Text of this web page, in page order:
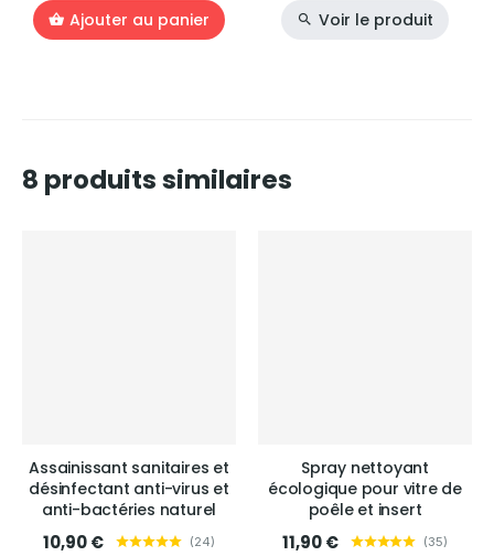
Ajouter au panier Voir le produit
8 produits similaires
Assainissant sanitaires et
désinfectant anti-virus et
anti-bactéries naturel
10,90 € (24)
Spray nettoyant
écologique pour vitre de
poêle et insert
11,90 € (35)